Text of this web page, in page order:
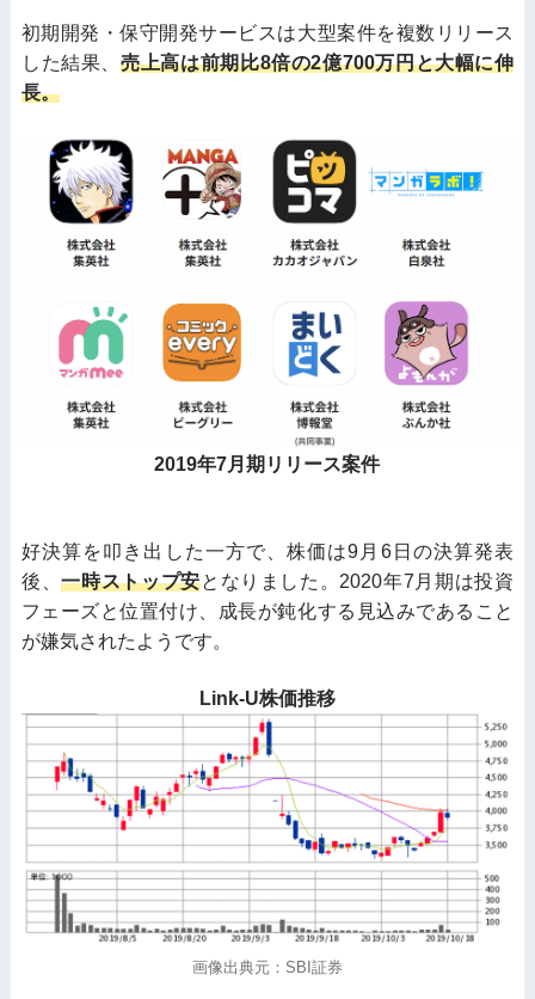
初期開発・保守開発サービスは大型案件を複数リリース
した結果、売上高は前期比8倍の2億700万円と大幅に伸
長。
2019年7⽉期リリース案件
好決算を叩き出した一方で、株価は9月6日の決算発表
後、一時ストップ安となりました。2020年7月期は投資
フェーズと位置付け、成長が鈍化する見込みであること
が嫌気されたようです。
Link-U株価推移
画像出典元：SBI証券